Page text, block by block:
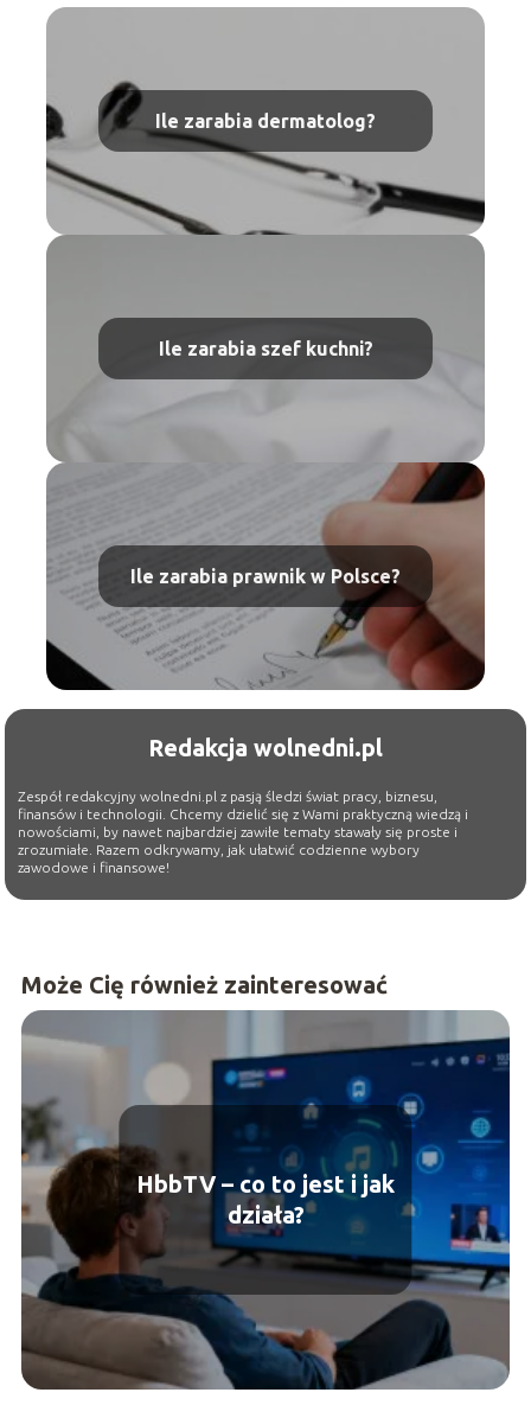
Ile zarabia dermatolog?
Ile zarabia szef kuchni?
Ile zarabia prawnik w Polsce?
Redakcja wolnedni.pl
Zespół redakcyjny wolnedni.pl z pasją śledzi świat pracy, biznesu,
finansów i technologii. Chcemy dzielić się z Wami praktyczną wiedzą i
nowościami, by nawet najbardziej zawiłe tematy stawały się proste i
zrozumiałe. Razem odkrywamy, jak ułatwić codzienne wybory
zawodowe i finansowe!
Może Cię również zainteresować
HbbTV – co to jest i jak
działa?